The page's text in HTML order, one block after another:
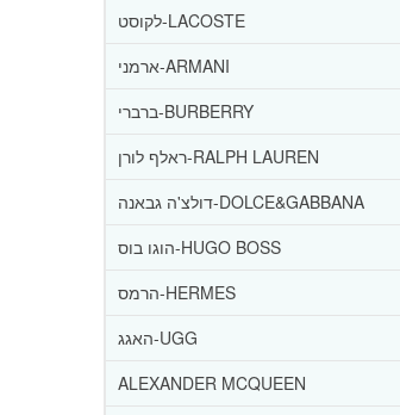
לקוסט-LACOSTE
ארמני-ARMANI
ברברי-BURBERRY
ראלף לורן-RALPH LAUREN
דולצ'ה גבאנה-DOLCE&GABBANA
הוגו בוס-HUGO BOSS
הרמס-HERMES
האגג-UGG
ALEXANDER MCQUEEN